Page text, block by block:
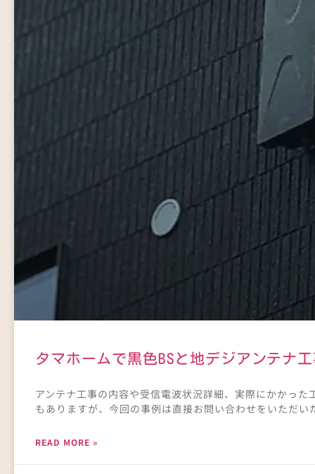
タマホームで黒色BSと地デジアンテナ
アンテナ工事の内容や受信電波状況詳細、実際にかかっ
もありますが、今回の事例は直接お問い合わせをいただい
READ MORE »